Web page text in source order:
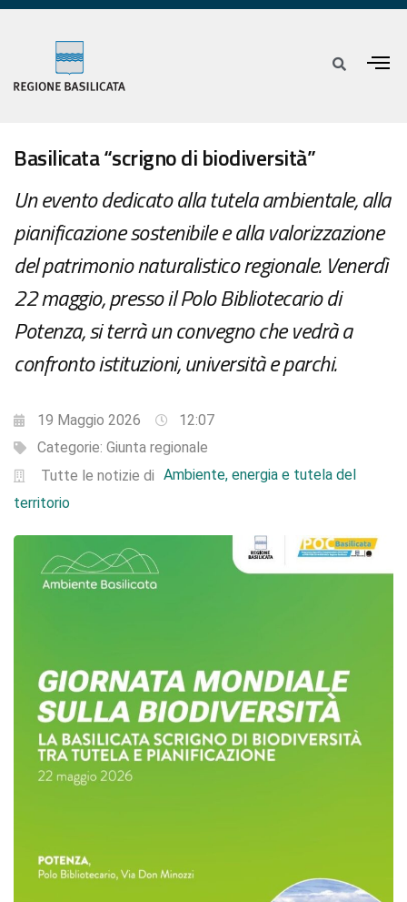
Basilicata “scrigno di biodiversità”
Un evento dedicato alla tutela ambientale, alla
pianificazione sostenibile e alla valorizzazione
del patrimonio naturalistico regionale. Venerdì
22 maggio, presso il Polo Bibliotecario di
Potenza, si terrà un convegno che vedrà a
confronto istituzioni, università e parchi.
19 Maggio 2026
12:07
Categorie: Giunta regionale
Tutte le notizie di Ambiente, energia e tutela del
territorio